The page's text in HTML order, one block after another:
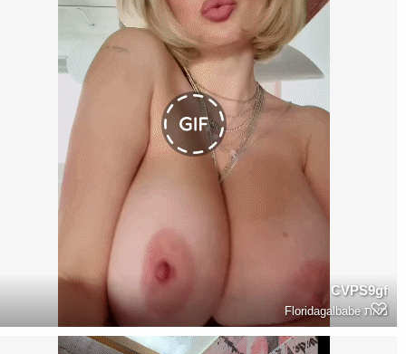
CVPS9gf
מאתFloridagalbabe